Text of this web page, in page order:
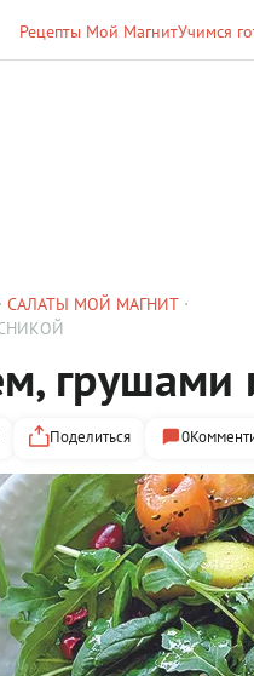
Рецепты Мой МагнитУчимся
САЛАТЫ МОЙ МАГНИТ
грушами
Поделиться 0